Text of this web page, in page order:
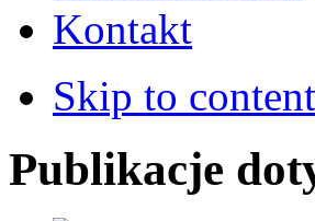
Kontakt
Skip to content
Publikacje